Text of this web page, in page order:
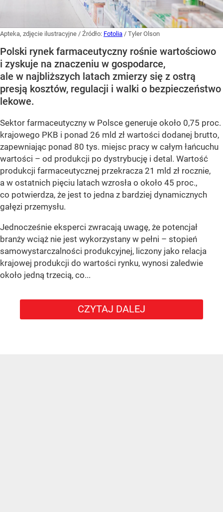
Apteka, zdjęcie ilustracyjne / Źródło: Fotolia / Tyler Olson
Polski rynek farmaceutyczny rośnie wartościowo
i zyskuje na znaczeniu w gospodarce,
ale w najbliższych latach zmierzy się z ostrą
presją kosztów, regulacji i walki o bezpieczeństwo
lekowe.
Sektor farmaceutyczny w Polsce generuje około 0,75 proc.
krajowego PKB i ponad 26 mld zł wartości dodanej brutto,
zapewniając ponad 80 tys. miejsc pracy w całym łańcuchu
wartości – od produkcji po dystrybucję i detal. Wartość
produkcji farmaceutycznej przekracza 21 mld zł rocznie,
a w ostatnich pięciu latach wzrosła o około 45 proc.,
co potwierdza, że jest to jedna z bardziej dynamicznych
gałęzi przemysłu.
Jednocześnie eksperci zwracają uwagę, że potencjał
branży wciąż nie jest wykorzystany w pełni – stopień
samowystarczalności produkcyjnej, liczony jako relacja
krajowej produkcji do wartości rynku, wynosi zaledwie
około jedną trzecią, co...
CZYTAJ DALEJ